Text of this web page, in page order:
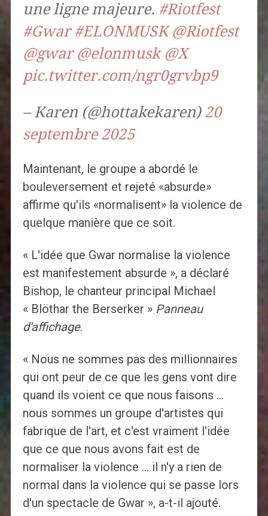
une ligne majeure. #Riotfest
#Gwar #ELONMUSK @Riotfest
@gwar @elonmusk @X
pic.twitter.com/ngr0grvbp9
– Karen (@hottakekaren) 20
septembre 2025
Maintenant, le groupe a abordé le
bouleversement et rejeté «absurde»
affirme qu'ils «normalisent» la violence de
quelque manière que ce soit.
« L'idée que Gwar normalise la violence
est manifestement absurde », a déclaré
Bishop, le chanteur principal Michael
« Blöthar the Berserker » Panneau
d'affichage.
« Nous ne sommes pas des millionnaires
qui ont peur de ce que les gens vont dire
quand ils voient ce que nous faisons …
nous sommes un groupe d'artistes qui
fabrique de l'art, et c'est vraiment l'idée
que ce que nous avons fait est de
normaliser la violence … il n'y a rien de
normal dans la violence qui se passe lors
d'un spectacle de Gwar », a-t-il ajouté.